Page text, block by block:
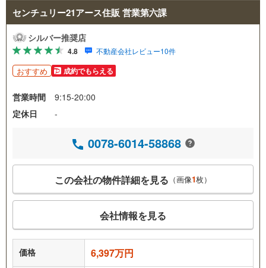
センチュリー21アース住販 営業第六課
シルバー推奨店
4.8 不動産会社レビュー10件
おすすめ 成約でもらえる
営業時間
9:15-20:00
定休日
-
0078-6014-58868
この会社の物件詳細を見る （画像1枚）
会社情報を見る
価格 6,397万円